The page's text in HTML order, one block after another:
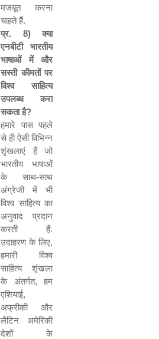
मजबूत करना
चाहते हैं.
प्र. 8) क्या
एनबीटी भारतीय
भाषाओं में और
सस्ती कीमतों पर
विश्व साहित्य
उपलब्ध करा
सकता है?
हमारे पास पहले
से ही ऐसी विभिन्न
शृंखलाएं हैं जो
भारतीय भाषाओं
के साथ-साथ
अंग्रेजी में भी
विश्व साहित्य का
अनुवाद प्रदान
करती हैं.
उदाहरण के लिए,
हमारी विश्व
साहित्य शृंखला
के अंतर्गत, हम
एशियाई,
अफ्रीकी और
लैटिन अमेरिकी
देशों के